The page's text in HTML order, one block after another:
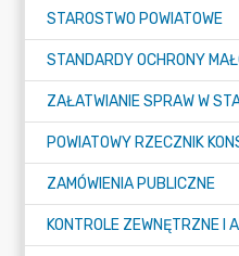
STAROSTWO POWIATOWE
STANDARDY OCHRONY
POWIATOWY RZECZNIK
ZAMÓWIENIA PUBLICZNE
KONTROLE ZEWNĘTRZNE I